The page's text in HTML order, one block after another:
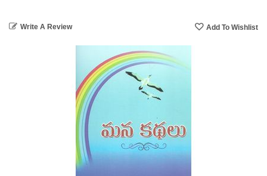
Write A Review